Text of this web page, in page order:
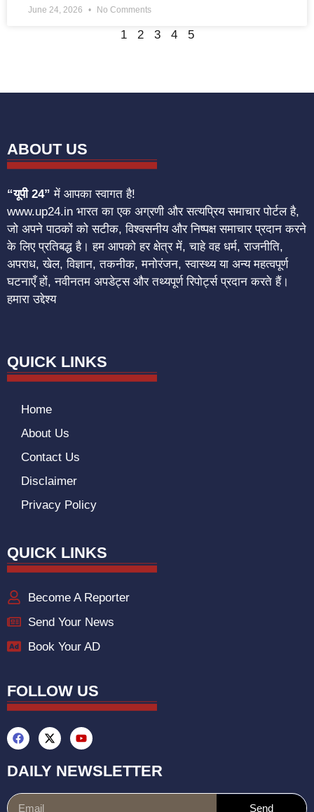
June 24, 2026 No Comments
1 2 3 4 5
ABOUT US
“यूपी 24” में आपका स्वागत है!
www.up24.in भारत का एक अग्रणी और सत्यप्रिय समाचार पोर्टल है,
जो अपने पाठकों को सटीक, विश्वसनीय और निष्पक्ष समाचार प्रदान करने
के लिए प्रतिबद्ध है। हम आपको हर क्षेत्र में, चाहे वह धर्म, राजनीति,
अपराध, खेल, विज्ञान, तकनीक, मनोरंजन, स्वास्थ्य या अन्य महत्वपूर्ण
घटनाएँ हों, नवीनतम अपडेट्स और तथ्यपूर्ण रिपोर्ट्स प्रदान करते हैं।
हमारा उद्देश्य
QUICK LINKS
Home
About Us
Contact Us
Disclaimer
Privacy Policy
QUICK LINKS
Become A Reporter
Send Your News
Book Your AD
FOLLOW US
DAILY NEWSLETTER
Send